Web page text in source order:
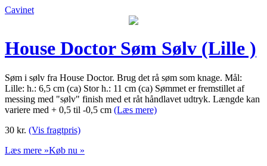
Cavinet
House Doctor Søm Sølv (Lille )
Søm i sølv fra House Doctor. Brug det rå søm som knage. Mål:
Lille: h.: 6,5 cm (ca) Stor h.: 11 cm (ca) Sømmet er fremstillet af
messing med "sølv" finish med et råt håndlavet udtryk. Længde kan
variere med + 0,5 til -0,5 cm (Læs mere)
30 kr. (Vis fragtpris)
Læs mere »Køb nu »